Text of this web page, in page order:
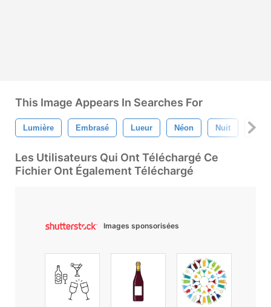
This Image Appears In Searches For
Lumière Embrasé Lueur Néon Nuit
Les Utilisateurs Qui Ont Téléchargé Ce
Fichier Ont Également Téléchargé
Images sponsorisées